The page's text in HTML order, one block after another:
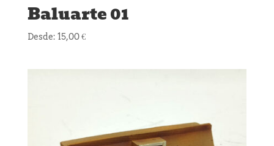
Baluarte 01
Desde: 15,00€